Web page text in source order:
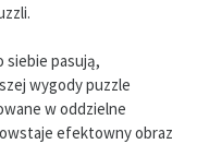
siebie pasują,
wygody puzzle
w oddzielne
efektowny obraz